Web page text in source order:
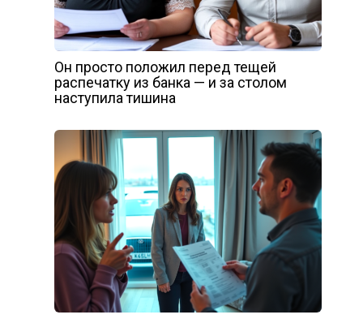
Он просто положил перед тещей
распечатку из банка — и за столом
наступила тишина